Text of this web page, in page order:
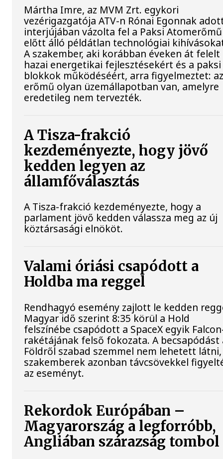
Mártha Imre, az MVM Zrt. egykori
vezérigazgatója ATV-n Rónai Egonnak
interjújában vázolta fel a Paksi Atomerőmű
előtt álló példátlan technológiai
A szakember, aki korábban éveken át felelt
hazai energetikai fejlesztésekért és a paksi
blokkok működéséért, arra figyelmeztet:
erőmű olyan üzemállapotban van, amelyre
eredetileg nem tervezték.
A Tisza-frakció
kezdeményezte, hogy jövő
kedden legyen az
államfőválasztás
A Tisza-frakció kezdeményezte, hogy a
parlament jövő kedden válassza meg az új
köztársasági elnököt.
Valami óriási csapódott a
Holdba ma reggel
Rendhagyó esemény zajlott le kedden
Magyar idő szerint 8:35 körül a Hold
felszínébe csapódott a SpaceX egyik
rakétájának felső fokozata. A becsapódást
Földről szabad szemmel nem lehetett
szakemberek azonban távcsövekkel
az eseményt.
Rekordok Európában –
Magyarország a legforróbb,
Angliában szárazság tombol